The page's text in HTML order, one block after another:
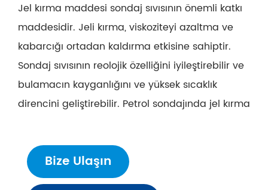
Jel kırma maddesi sondaj sıvısının önemli katkı
maddesidir. Jeli kırma, viskoziteyi azaltma ve
kabarcığı ortadan kaldırma etkisine sahiptir.
Sondaj sıvısının reolojik özelliğini iyileştirebilir ve
bulamacın kayganlığını ve yüksek sıcaklık
direncini geliştirebilir. Petrol sondajında ​​jel kırma
özelliklerinin iyileştirilmesinde ve geri
dönüştürülmesinde yaygın olarak kullanılır.
Sondaj çalışmalarına önemli teknik destek
Bize Ulaşın